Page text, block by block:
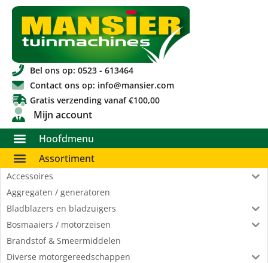
Bel ons op: 0523 - 613464
Contact ons op: info@mansier.com
Gratis verzending vanaf €100,00
Mijn account
Hoofdmenu
Assortiment
Accessoires
Aggregaten / generatoren
Bladblazers en bladzuigers
Bosmaaiers / motorzeisen
Brandstof & Smeermiddelen
Diverse motorgereedschappen